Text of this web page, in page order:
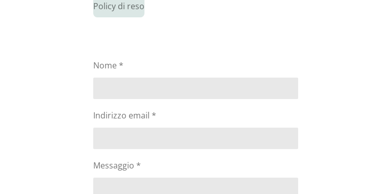
Policy di reso
Nome *
Indirizzo email *
Messaggio *